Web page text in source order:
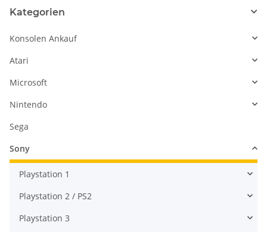
Kategorien
Konsolen Ankauf
Atari
Microsoft
Nintendo
Sega
Sony
Playstation 1
Playstation 2 / PS2
Playstation 3